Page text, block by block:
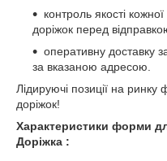
контроль якості
доріжок перед
оперативну доставку
за вказаною адресою.
Лідируючі позиції на
доріжок!
Характеристики форми
Доріжка :